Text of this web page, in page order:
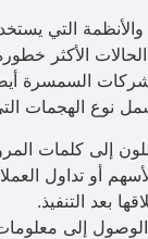
التي
الأكثر
السمسرة
نوع الهجمات
إلى كلمات
أو تداول
بعد التنفيذ.
إلى